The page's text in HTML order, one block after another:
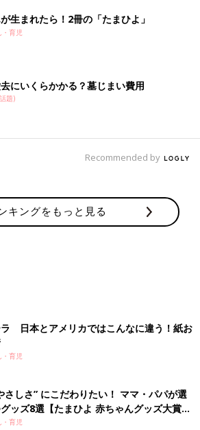
生まれたら！2冊の「たまひよ」
育児
にいくらかかる？墓じまい費用
題)
Recommended by
キングをもっと見る
日本とアメリカではこんなに違う！紙お
育児
さしさ” にこだわりたい！ ママ・パパが選
ッズ8選【たまひよ 赤ちゃんグッズ大賞
育児